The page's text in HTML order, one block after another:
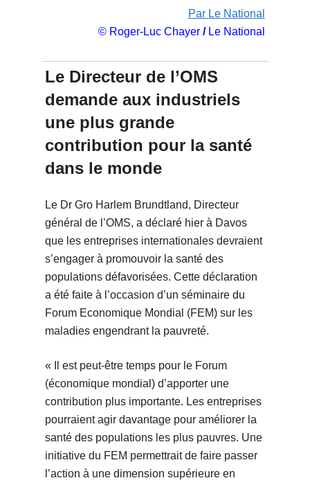
Par Le National
© Roger-Luc Chayer/Le National
Le Directeur de l’OMS
demande aux industriels
une plus grande
contribution pour la santé
dans le monde
Le Dr Gro Harlem Brundtland, Directeur
général de l’OMS, a déclaré hier à Davos
que les entreprises internationales devraient
s’engager à promouvoir la santé des
populations défavorisées. Cette déclaration
a été faite à l’occasion d’un séminaire du
Forum Economique Mondial (FEM) sur les
maladies engendrant la pauvreté.
« Il est peut-être temps pour le Forum
(économique mondial) d’apporter une
contribution plus importante. Les entreprises
pourraient agir davantage pour améliorer la
santé des populations les plus pauvres. Une
initiative du FEM permettrait de faire passer
l’action à une dimension supérieure en